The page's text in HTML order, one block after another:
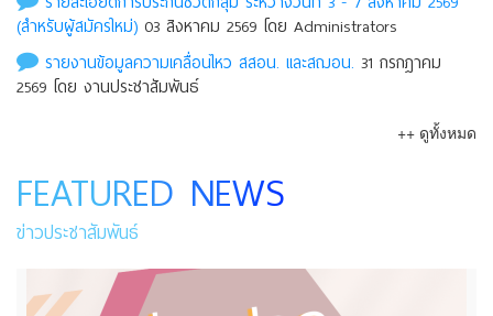
(สำหรับผู้สมัครใหม่) 03 สิงหาคม 2569 โดย Administrators
รายงานข้อมูลความเคลื่อนไหว สสอน. เเละสฌอน. 31 กรกฎาคม
2569 โดย งานประชาสัมพันธ์
++ ดูทั้งหมด
FEATURED NEWS
ข่าวประชาสัมพันธ์